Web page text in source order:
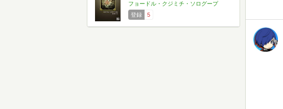
フョードル・クジミチ・ソログープ
登録
5